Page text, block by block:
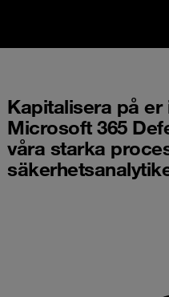
Kapitalisera på er
Microsoft 365
våra starka